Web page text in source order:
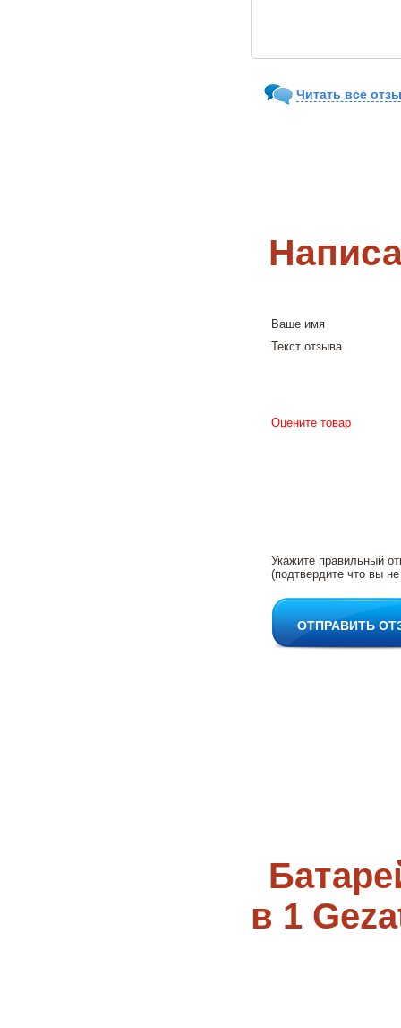
Читать все
Ваше имя
Текст отзыва
Оцените товар
Укажите правильный
(подтвердите что вы
ОТПРАВИТЬ
в 1